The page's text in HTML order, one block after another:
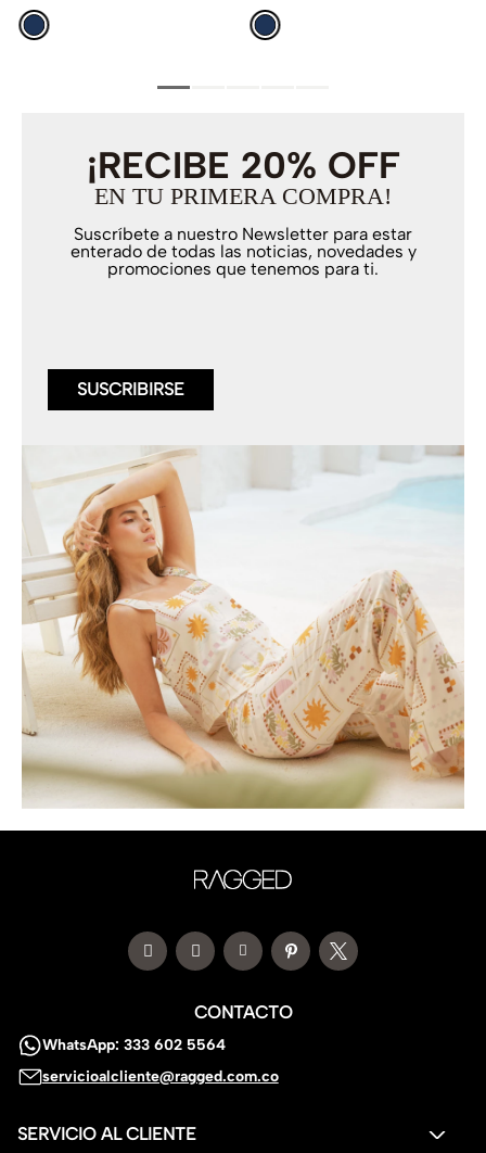
¡RECIBE 20% OFF
EN TU PRIMERA COMPRA!
Suscríbete a nuestro Newsletter para estar
enterado de todas las noticias, novedades y
promociones que tenemos para ti.
SUSCRIBIRSE
CONTACTO
WhatsApp: 333 602 5564
servicioalcliente@ragged.com.co
SERVICIO AL CLIENTE